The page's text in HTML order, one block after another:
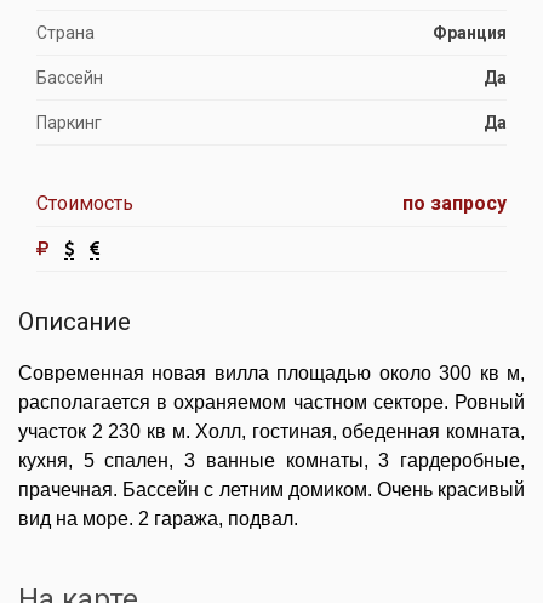
Страна Франция
Бассейн Да
Паркинг Да
Стоимость по запросу
Описание
Современная новая вилла площадью около 300 кв м,
располагается в охраняемом частном секторе. Ровный
участок 2 230 кв м. Холл, гостиная, обеденная комната,
кухня, 5 спален, 3 ванные комнаты, 3 гардеробные,
прачечная. Бассейн с летним домиком. Очень красивый
вид на море. 2 гаража, подвал.